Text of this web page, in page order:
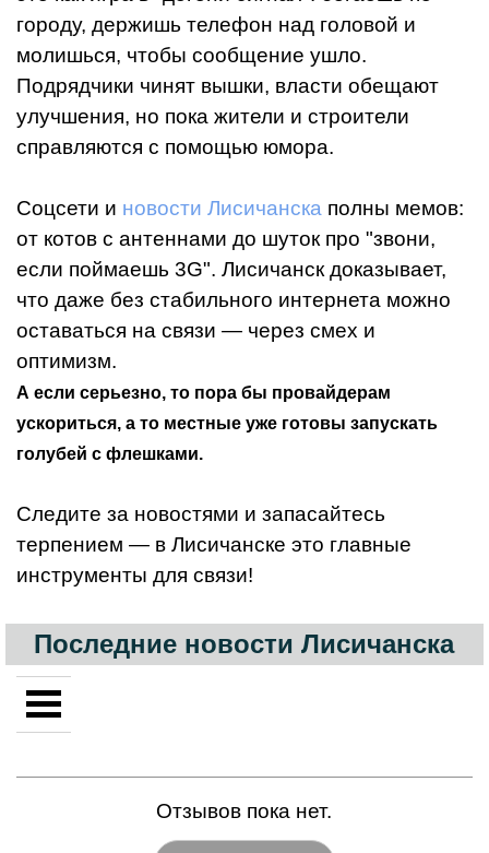
городу, держишь телефон над головой и
молишься, чтобы сообщение ушло.
Подрядчики чинят вышки, власти обещают
улучшения, но пока жители и строители
справляются с помощью юмора.
Соцсети и новости Лисичанска полны мемов:
от котов с антеннами до шуток про "звони,
если поймаешь 3G". Лисичанск доказывает,
что даже без стабильного интернета можно
оставаться на связи — через смех и
оптимизм.
А если серьезно, то пора бы провайдерам
ускориться, а то местные уже готовы запускать
голубей с флешками.
Следите за новостями и запасайтесь
терпением — в Лисичанске это главные
инструменты для связи!
Последние новости Лисичанска
Отзывов пока нет.